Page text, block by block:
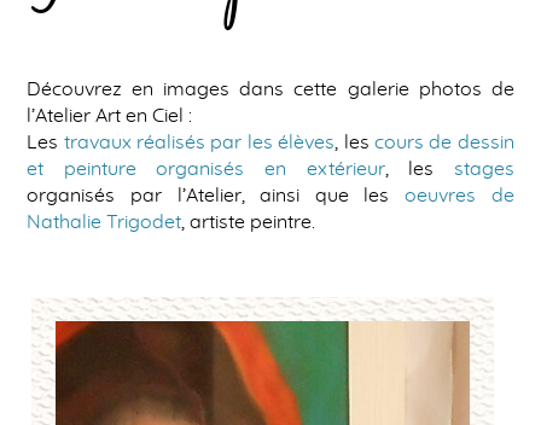
Découvrez en images dans cette galerie photos de
l’Atelier Art en Ciel :
Les travaux réalisés par les élèves , les cours de dessin
et peinture organisés en extérieur, les stages
organisés par l’Atelier, ainsi que les oeuvres de
Nathalie Trigodet , artiste peintre.